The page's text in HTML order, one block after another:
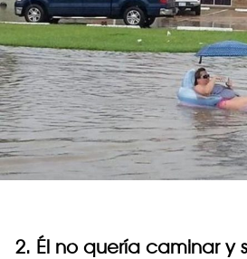
2. Él no quería caminar y